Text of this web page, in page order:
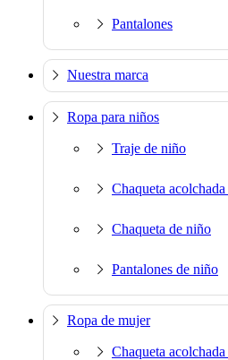
Pantalones
Nuestra marca
Ropa para niños
Traje de niño
Chaqueta
Chaqueta de niño
Pantalones de niño
Ropa de mujer
Chaqueta